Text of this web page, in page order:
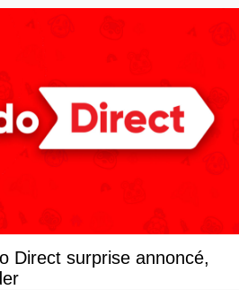
Direct surprise annoncé,